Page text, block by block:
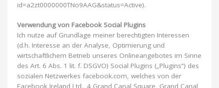
id=a2zt0000000TNo9AAG&status=Active).
Verwendung von Facebook Social Plugins
Ich nutze auf Grundlage meiner berechtigten Interessen
(d.h. Interesse an der Analyse, Optimierung und
wirtschaftlichem Betrieb unseres Onlineangebotes im Sinne
des Art. 6 Abs. 1 lit. f. DSGVO) Social Plugins („Plugins“) des
sozialen Netzwerkes facebook.com, welches von der
Facebook Ireland Ltd., 4 Grand Canal Square, Grand Canal